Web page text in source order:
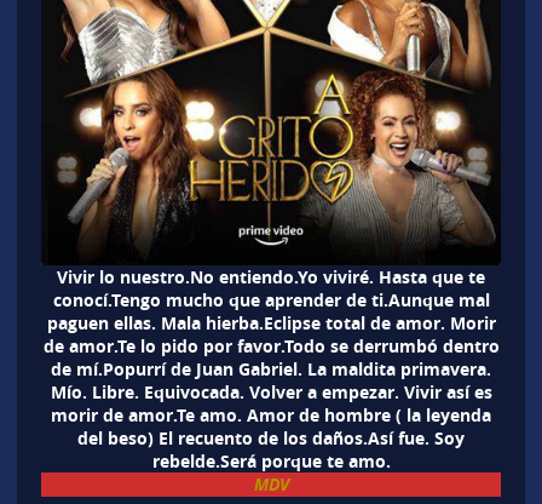
Vivir lo nuestro.No entiendo.Yo viviré. Hasta que te
conocí.Tengo mucho que aprender de ti.Aunque mal
paguen ellas. Mala hierba.Eclipse total de amor. Morir
de amor.Te lo pido por favor.Todo se derrumbó dentro
de mí.Popurrí de Juan Gabriel. La maldita primavera.
Mío. Libre. Equivocada. Volver a empezar. Vivir así es
morir de amor.Te amo. Amor de hombre ( la leyenda
del beso) El recuento de los daños.Así fue. Soy
rebelde.Será porque te amo.
MDV